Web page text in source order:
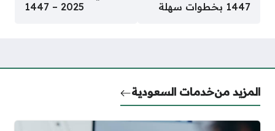
1447 بخطوات سهلة
2025 – 1447
المزيد منخدمات السعودية